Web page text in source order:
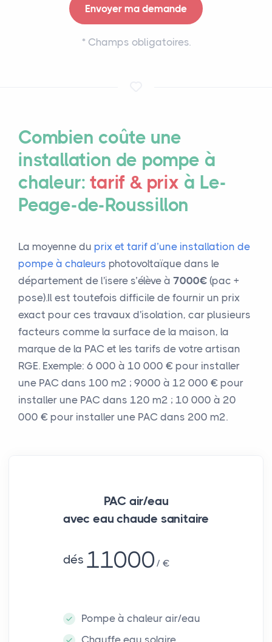
*Champs obligatoires.
Combien coûte une
installation de pompe à
chaleur:tarif & prix à Le-
Peage-de-Roussillon
La moyenne du prix et tarif d’une installation de
pompe à chaleurs photovoltaïque dans le
département de l'isere s’élève à 7000€ (pac +
pose).Il est toutefois difficile de fournir un prix
exact pour ces travaux d'isolation, car plusieurs
facteurs comme la surface de la maison, la
marque de la PAC et les tarifs de votre artisan
RGE. Exemple: 6 000 à 10 000 € pour installer
une PAC dans 100 m² ; 9000 à 12 000 € pour
installer une PAC dans 120 m² ; 10 000 à 20
000 € pour installer une PAC dans 200 m².
PAC air/eau
avec eau chaude sanitaire
dés 11000 €
Pompe à chaleur air/eau